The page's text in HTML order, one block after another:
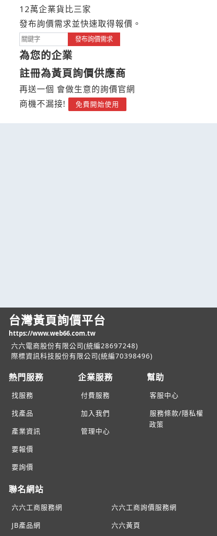
12萬企業貨比三家
發布詢價需求並快速取得報價。
發布詢價需求
為您的企業
註冊為黃頁詢價供應商
再送一個 會做生意的詢價官網
商機不漏接!
免費開始使用
台灣黃頁詢價平台
https://www.web66.com.tw
六六電商股份有限公司(統編28697248)
際標資訊科技股份有限公司(統編70398496)
熱門服務
找服務
找產品
產業資訊
要報價
要詢價
企業服務
付費服務
加入我們
管理中心
幫助
客服中心
服務條款/隱私權
政策
聯名網站
六六工商服務網
六六工商詢價服務網
JB產品網
六六黃頁